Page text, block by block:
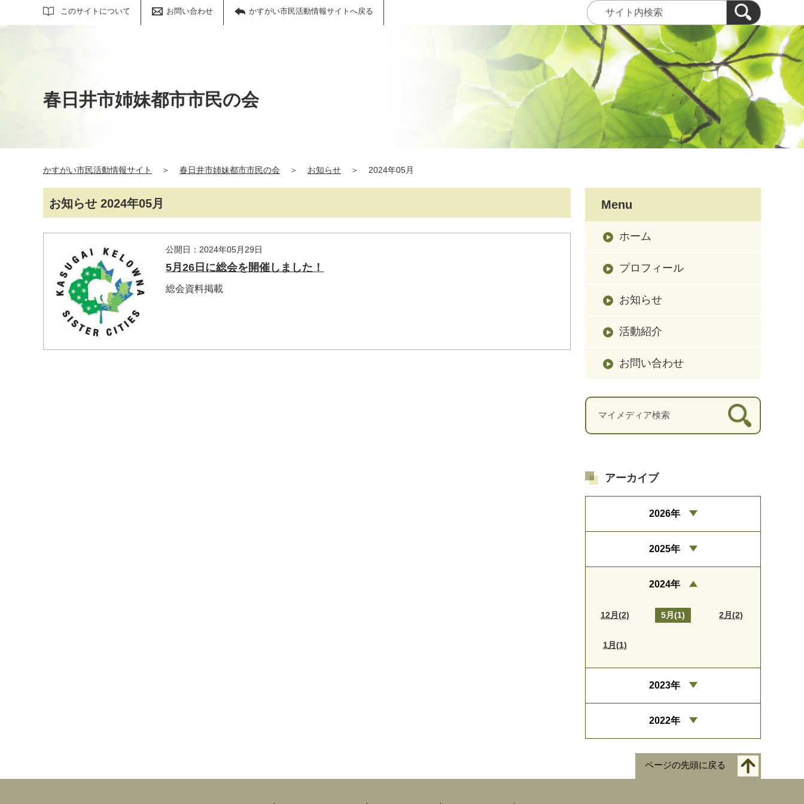
このサイトについて お問い合わせ かすがい市民活動情報サイトへ戻る
サイト内検索
春日井市姉妹都市市民の会
かすがい市民活動情報サイト ＞ 春日井市姉妹都市市民の会 ＞ お知らせ ＞ 2024年05月
お知らせ 2024年05月
公開日：2024年05月29日
5月26日に総会を開催しました！
総会資料掲載
Menu
ホーム
プロフィール
お知らせ
活動紹介
お問い合わせ
アーカイブ
2026年
2025年
2024年
12月(2) 5月(1) 2月(2)
1月(1)
2023年
2022年
ページの先頭に戻る